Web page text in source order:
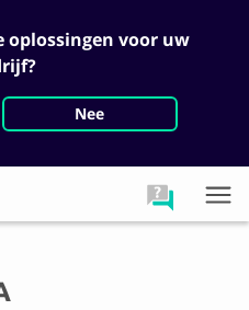
oplossingen voor uw
Nee